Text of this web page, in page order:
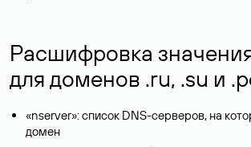
Расшифровка
для доменов .ru, .su и
«nserver»: список DNS-серверов, на
домен